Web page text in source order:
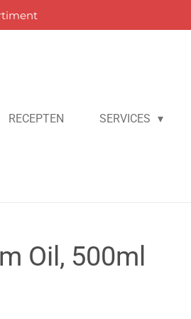
RECEPTEN SERVICES
Oil, 500ml